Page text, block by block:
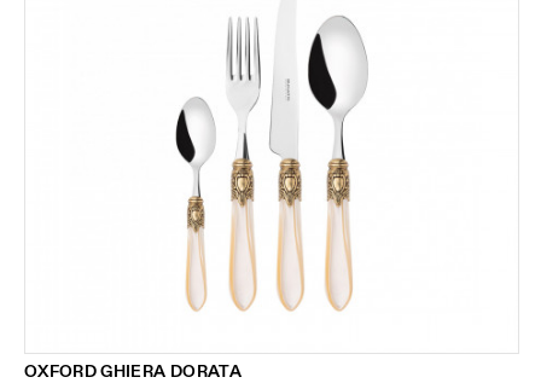
OXFORD GHIERA DORATA